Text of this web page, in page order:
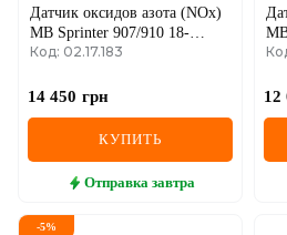
Датчик оксидов азота (NOx)
MB Sprinter 907/910 18-
OM651
Код: 02.17.183
14 450 грн
КУПИТЬ
Отправка завтра
12
-5%